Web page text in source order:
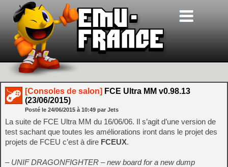
[Consoles de salon] FCE Ultra MM v0.98.13
(23/06/2015)
Posté le 24/06/2015 à 10:49 par Jets
La suite de FCE Ultra MM du 16/06/06. Il s’agit d’une version de
test sachant que toutes les améliorations iront dans le projet des
projets de FCEU c’est à dire FCEUX.
– UNIF DRAGONFIGHTER – new board for a new dump